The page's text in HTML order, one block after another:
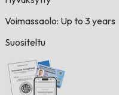
Voimassaolo: Up to 3 years
Suositeltu